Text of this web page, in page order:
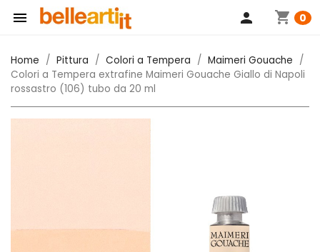
 shopping_cart 0
person
Home Pittura Colori a Tempera
Maimeri Gouache
Colori a Tempera extrafine Maimeri Gouache Giallo di Napoli
rossastro (106) tubo da 20 ml